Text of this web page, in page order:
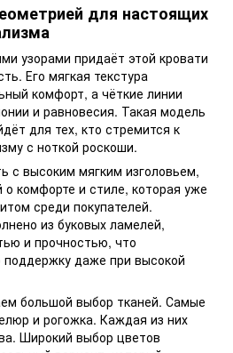
для настоящих
узорами придаёт этой кровати
Его мягкая текстура
комфорт, а чёткие линии
и равновесия. Такая модель
для тех, кто стремится к
с ноткой роскоши.
с высоким мягким изголовьем,
о комфорте и стиле, которая уже
среди покупателей.
из буковых ламелей,
и прочностью, что
даже при высокой
большой выбор тканей. Самые
и рогожка. Каждая из них
Широкий выбор цветов